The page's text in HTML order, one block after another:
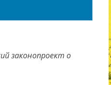
законопроект о